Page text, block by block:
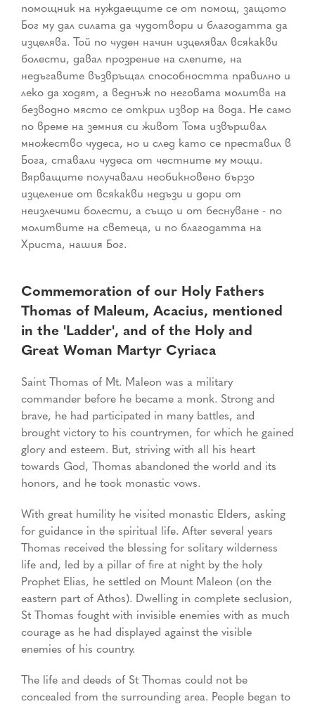
помощник на нуждаещите се от помощ, защото
Бог му дал силата да чудотвори и благодатта да
изцелява. Той по чуден начин изцелявал всякакви
болести, давал прозрение на слепите, на
недъгавите възвръщал способността правилно и
леко да ходят, а веднъж по неговата молитва на
безводно място се открил извор на вода. Не само
по време на земния си живот Тома извършвал
множество чудеса, но и след като се преставил в
Бога, ставали чудеса от честните му мощи.
Вярващите получавали необикновено бързо
изцеление от всякакви недъзи и дори от
неизлечими болести, а също и от беснуване - по
молитвите на светеца, и по благодатта на
Христа, нашия Бог.
Commemoration of our Holy Fathers
Thomas of Maleum, Acacius, mentioned
in the 'Ladder', and of the Holy and
Great Woman Martyr Cyriaca
Saint Thomas of Mt. Maleon was a military
commander before he became a monk. Strong and
brave, he had participated in many battles, and
brought victory to his countrymen, for which he gained
glory and esteem. But, striving with all his heart
towards God, Thomas abandoned the world and its
honors, and he took monastic vows.
With great humility he visited monastic Elders, asking
for guidance in the spiritual life. After several years
Thomas received the blessing for solitary wilderness
life and, led by a pillar of fire at night by the holy
Prophet Elias, he settled on Mount Maleon (on the
eastern part of Athos). Dwelling in complete seclusion,
St Thomas fought with invisible enemies with as much
courage as he had displayed against the visible
enemies of his country.
The life and deeds of St Thomas could not be
concealed from the surrounding area. People began to